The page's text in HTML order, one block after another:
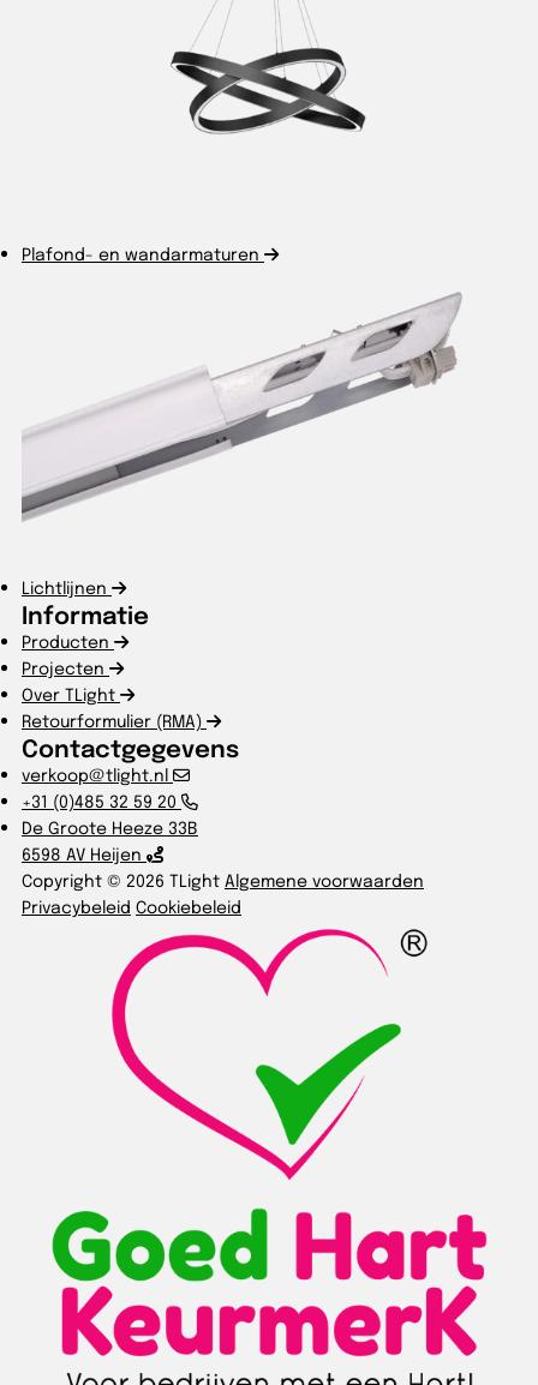
Plafond- en wandarmaturen
Lichtlijnen
Informatie
Producten
Projecten
Over TLight
Retourformulier (RMA)
Contactgegevens
verkoop@tlight.nl
+31 (0)485 32 59 20
De Groote Heeze 33B
6598 AV Heijen
Copyright © 2026 TLight Algemene voorwaarden
Privacybeleid Cookiebeleid